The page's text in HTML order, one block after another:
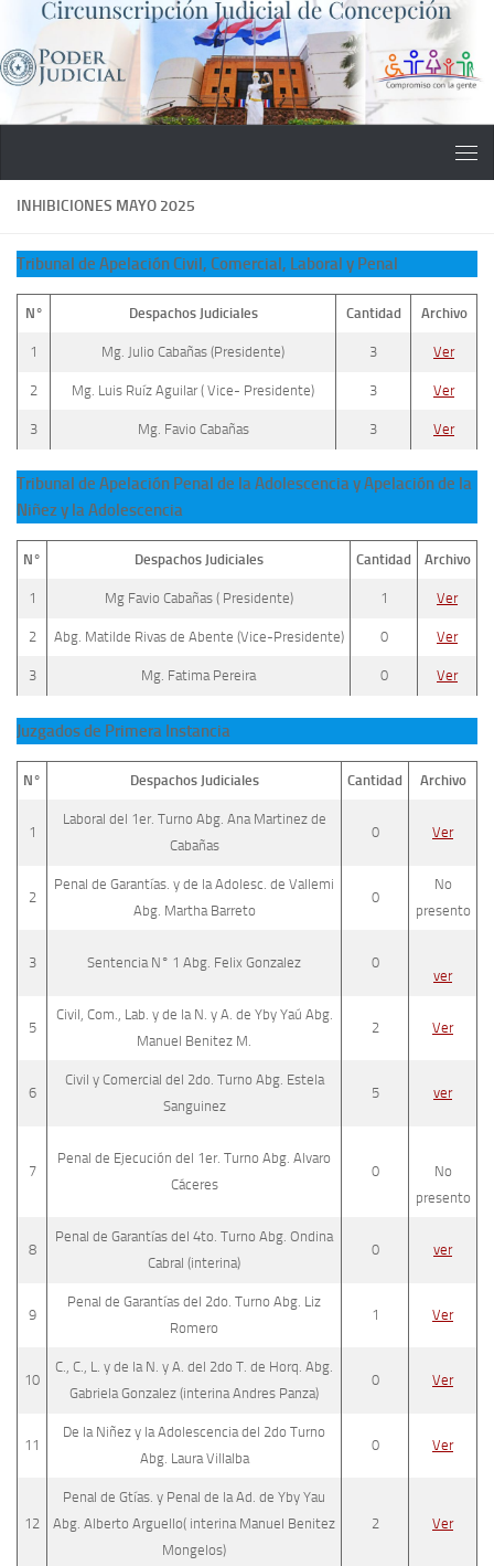
Saltar al contenido
INHIBICIONES MAYO 2025
Tribunal de Apelación Civil, Comercial, Laboral y Penal
N° Despachos Judiciales Cantidad Archivo
1 Mg. Julio Cabañas (Presidente) 3 Ver
2 Mg. Luis Ruíz Aguilar ( Vice- Presidente) 3 Ver
3 Mg. Favio Cabañas 3 Ver
Tribunal de Apelación Penal de la Adolescencia y Apelación de la
Niñez y la Adolescencia
N° Despachos Judiciales Cantidad Archivo
1 Mg Favio Cabañas ( Presidente) 1 Ver
2 Abg. Matilde Rivas de Abente (Vice-Presidente) 0 Ver
3 Mg. Fatima Pereira 0 Ver
Juzgados de Primera Instancia
N° Despachos Judiciales Cantidad Archivo
1
Laboral del 1er. Turno Abg. Ana Martinez de
Cabañas
0 Ver
2
Penal de Garantías. y de la Adolesc. de Vallemi
Abg. Martha Barreto
0
No
presento
3 Sentencia N° 1 Abg. Felix Gonzalez
0
ver
5
Civil, Com., Lab. y de la N. y A. de Yby Yaú Abg.
Manuel Benitez M.
2 Ver
6
Civil y Comercial del 2do. Turno Abg. Estela
Sanguinez
5 ver
7
Penal de Ejecución del 1er. Turno Abg. Alvaro
Cáceres
0
No
presento
8
Penal de Garantías del 4to. Turno Abg. Ondina
Cabral (interina)
0 ver
9
Penal de Garantías del 2do. Turno Abg. Liz
Romero
1 Ver
10
C., C., L. y de la N. y A. del 2do T. de Horq. Abg.
Gabriela Gonzalez (interina Andres Panza)
0 Ver
11
De la Niñez y la Adolescencia del 2do Turno
Abg. Laura Villalba
0 Ver
12
Penal de Gtías. y Penal de la Ad. de Yby Yau
Abg. Alberto Arguello( interina Manuel Benitez
Mongelos)
2 Ver